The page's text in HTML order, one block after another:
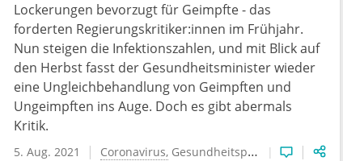
Lockerungen bevorzugt für Geimpfte - das
forderten Regierungskritiker:innen im Frühjahr.
Nun steigen die Infektionszahlen, und mit Blick auf
den Herbst fasst der Gesundheitsminister wieder
eine Ungleichbehandlung von Geimpften und
Ungeimpften ins Auge. Doch es gibt abermals
Kritik.
5. Aug. 2021 Coronavirus Gesundheitspolitik